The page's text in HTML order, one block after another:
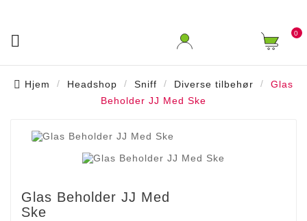
 0
Hjem Headshop Sniff Diverse tilbehør
Glas
Beholder JJ Med Ske
Glas Beholder JJ Med
Ske